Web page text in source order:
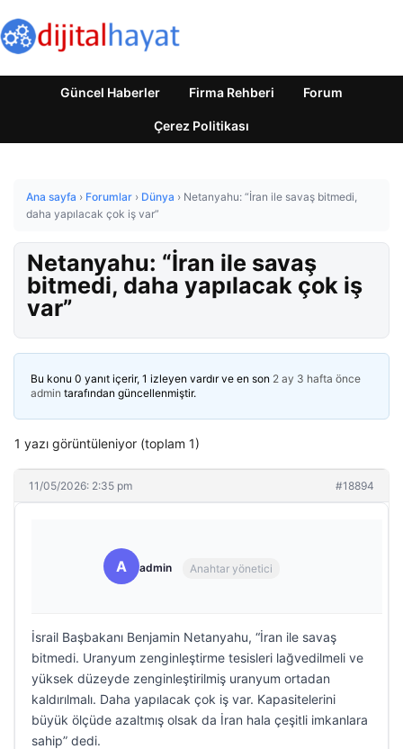
Güncel Haberler Firma Rehberi Forum
Çerez Politikası
Ana sayfa › Forumlar › Dünya › Netanyahu: “İran ile savaş bitmedi,
daha yapılacak çok iş var”
Netanyahu: “İran ile savaş
bitmedi, daha yapılacak çok iş
var”
Bu konu 0 yanıt içerir, 1 izleyen vardır ve en son 2 ay 3 hafta önce
admin tarafından güncellenmiştir.
1 yazı görüntüleniyor (toplam 1)
11/05/2026: 2:35 pm #18894
A admin Anahtar yönetici
İsrail Başbakanı Benjamin Netanyahu, “İran ile savaş
bitmedi. Uranyum zenginleştirme tesisleri lağvedilmeli ve
yüksek düzeyde zenginleştirilmiş uranyum ortadan
kaldırılmalı. Daha yapılacak çok iş var. Kapasitelerini
büyük ölçüde azaltmış olsak da İran hala çeşitli imkanlara
sahip” dedi.